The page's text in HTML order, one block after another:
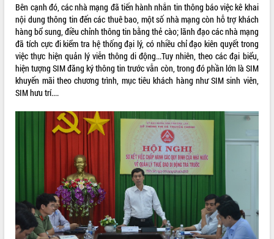
Bên cạnh đó, các nhà mạng đã tiến hành nhắn tin thông báo việc kê khai
nội dung thông tin đến các thuê bao, một số nhà mạng còn hỗ trợ khách
hàng bổ sung, điều chỉnh thông tin bằng thẻ cào; lãnh đạo các nhà mạng
đã tích cực đi kiểm tra hệ thống đại lý, có nhiều chỉ đạo kiên quyết trong
việc thực hiện quản lý viễn thông di động...Tuy nhiên, theo các đại biểu,
hiện tượng SIM đăng ký thông tin trước vẫn còn, trong đó phần lớn là SIM
khuyến mãi theo chương trình, mục tiêu khách hàng như SIM sinh viên,
SIM hưu trí....